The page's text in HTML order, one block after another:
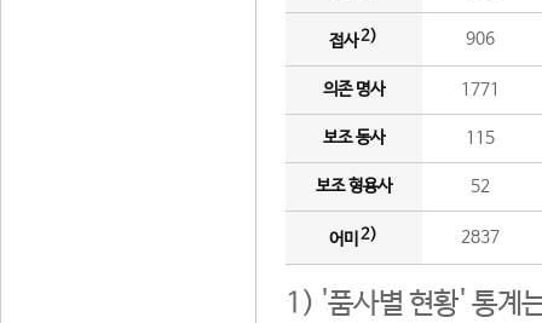
접사2) 906
의존 명사 1771
보조 동사 115
보조 형용사 52
어미 2) 2837
1) '품사별 현황' 통계